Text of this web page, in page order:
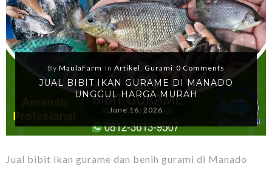
By MaulaFarm In Artikel Gurami 0 Comments
JUAL BIBIT IKAN GURAME DI MANADO
UNGGUL HARGA MURAH
June 16, 2026
Jual bibit ikan gurame dan benih gurami di Manado